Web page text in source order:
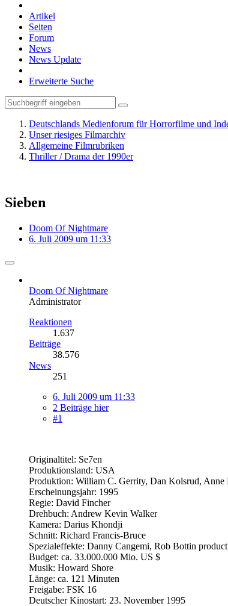
Artikel
Seiten
Forum
News
News Update
Erweiterte Suche
Deutschlands Medienforum für Horrorfilme und
Unser riesiges Filmarchiv
Allgemeine Filmrubriken
Thriller / Drama der 1990er
Sieben
Doom Of Nightmare
6. Juli 2009 um 11:33
Doom Of Nightmare
Administrator
Reaktionen
1.637
Beiträge
38.576
News
251
6. Juli 2009 um 11:33
2 Beiträge hier
#1
Originaltitel: Se7en
Produktionsland: USA
Produktion: William C. Gerrity, Dan Kolsrud,
Erscheinungsjahr: 1995
Regie: David Fincher
Drehbuch: Andrew Kevin Walker
Kamera: Darius Khondji
Schnitt: Richard Francis-Bruce
Spezialeffekte: Danny Cangemi, Rob Bottin
Budget: ca. 33.000.000 Mio. US $
Musik: Howard Shore
Länge: ca. 121 Minuten
Freigabe: FSK 16
Deutscher Kinostart: 23. November 1995